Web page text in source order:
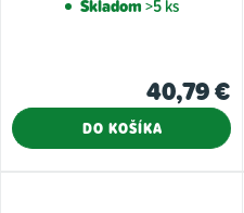
Skladom>5 ks
40,79 €
DO KOŠÍKA